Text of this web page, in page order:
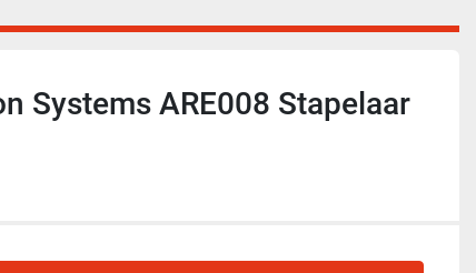
Systems ARE008 Stapelaar